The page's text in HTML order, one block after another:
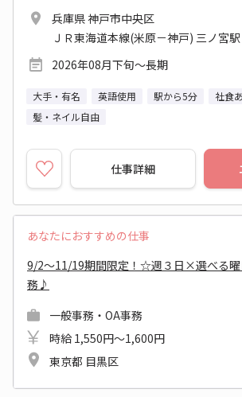
兵庫県 神戸市中央区
ＪＲ東海道本線(米原－神戸) 三ノ宮
2026年08月下旬～長期
大手・有名 英語使用 駅から5分 社食
髪・ネイル自由
仕事詳細
あなたにおすすめの仕事
9/2～11/19期間限定！☆週３日×選べる
務♪
一般事務・OA事務
時給 1,550円～1,600円
東京都 目黒区